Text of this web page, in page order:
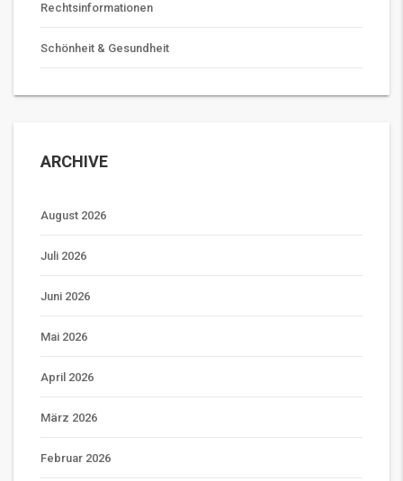
Rechtsinformationen
Schönheit & Gesundheit
ARCHIVE
August 2026
Juli 2026
Juni 2026
Mai 2026
April 2026
März 2026
Februar 2026